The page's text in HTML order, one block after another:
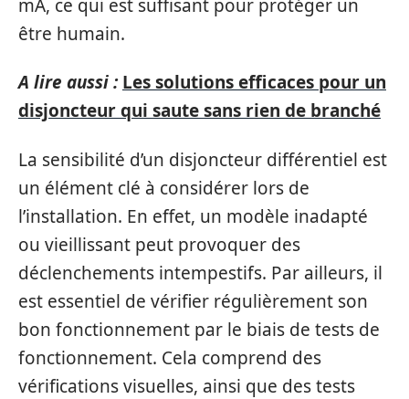
mA, ce qui est suffisant pour protéger un
être humain.
A lire aussi : Les solutions efficaces pour un
disjoncteur qui saute sans rien de branché
La sensibilité d’un disjoncteur différentiel est
un élément clé à considérer lors de
l’installation. En effet, un modèle inadapté
ou vieillissant peut provoquer des
déclenchements intempestifs. Par ailleurs, il
est essentiel de vérifier régulièrement son
bon fonctionnement par le biais de tests de
fonctionnement. Cela comprend des
vérifications visuelles, ainsi que des tests